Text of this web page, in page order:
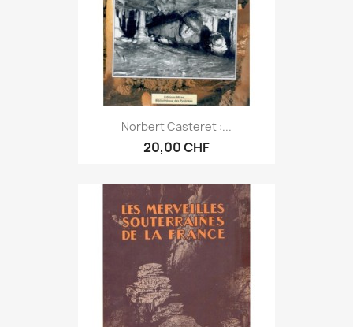
Norbert Casteret :...
20,00 CHF